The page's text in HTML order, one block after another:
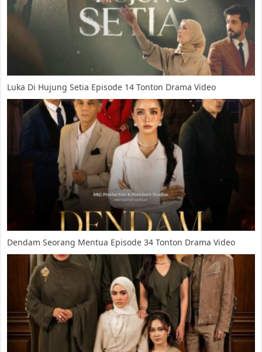
Luka Di Hujung Setia Episode 14 Tonton Drama Video
Dendam Seorang Mentua Episode 34 Tonton Drama Video